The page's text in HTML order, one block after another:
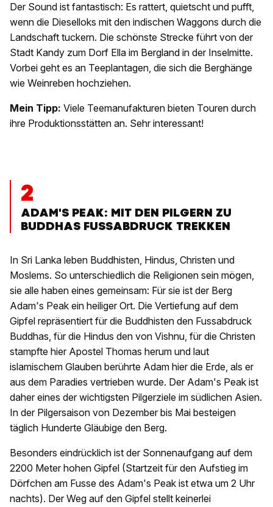
Der Sound ist fantastisch: Es rattert, quietscht und pufft,
wenn die Dieselloks mit den indischen Waggons durch die
Landschaft tuckern. Die schönste Strecke führt von der
Stadt Kandy zum Dorf Ella im Bergland in der Inselmitte.
Vorbei geht es an Teeplantagen, die sich die Berghänge
wie Weinreben hochziehen.
Mein Tipp: Viele Teemanufakturen bieten Touren durch
ihre Produktionsstätten an. Sehr interessant!
2
ADAM'S PEAK: MIT DEN PILGERN ZU
BUDDHAS FUSSABDRUCK TREKKEN
In Sri Lanka leben Buddhisten, Hindus, Christen und
Moslems. So unterschiedlich die Religionen sein mögen,
sie alle haben eines gemeinsam: Für sie ist der Berg
Adam's Peak ein heiliger Ort. Die Vertiefung auf dem
Gipfel repräsentiert für die Buddhisten den Fussabdruck
Buddhas, für die Hindus den von Vishnu, für die Christen
stampfte hier Apostel Thomas herum und laut
islamischem Glauben berührte Adam hier die Erde, als er
aus dem Paradies vertrieben wurde. Der Adam's Peak ist
daher eines der wichtigsten Pilgerziele im südlichen Asien.
In der Pilgersaison von Dezember bis Mai besteigen
täglich Hunderte Gläubige den Berg.
Besonders eindrücklich ist der Sonnenaufgang auf dem
2200 Meter hohen Gipfel (Startzeit für den Aufstieg im
Dörfchen am Fusse des Adam's Peak ist etwa um 2 Uhr
nachts). Der Weg auf den Gipfel stellt keinerlei